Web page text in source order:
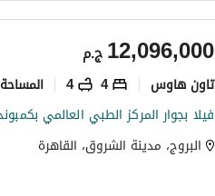
ج.م12,096,000
تاون هاوس 4
4 المساحة
البروج، مدينة الشروق، القاهرة